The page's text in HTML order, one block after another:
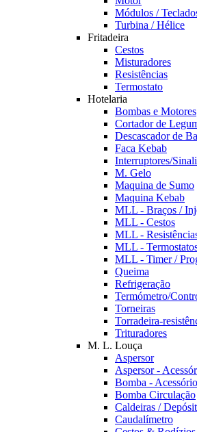
Módulos /
Turbina / Hélice
Fritadeira
Cestos
Misturadores
Resistências
Termostato
Hotelaria
Bombas e Motores
Cortador de
Descascador de
Faca Kebab
Interruptores/
M. Gelo
Maquina de Sumo
Maquina Kebab
MLL - Braços /
MLL - Cestos
MLL -
MLL -
MLL - Timer /
Queima
Refrigeração
Termómetro/
Torneiras
Torradeira-
Trituradores
M. L. Louça
Aspersor
Aspersor -
Bomba -
Bomba Circulação
Caldeiras /
Caudalímetro